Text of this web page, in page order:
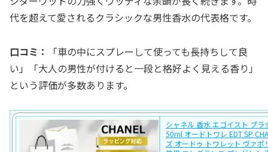
代を超えて愛されるクラシックな男性香水の代表格です。
口コミ：
「車の中にスプレーして使っても長持ちして良
い」「大人の男性が付けると一段と格好よく見える香り」
という評価が多数あります。
シャネル 香水 エゴイスト プラ
50ml オードトワレ EDT SP
ズ オードゥ トワレット ヴァポ